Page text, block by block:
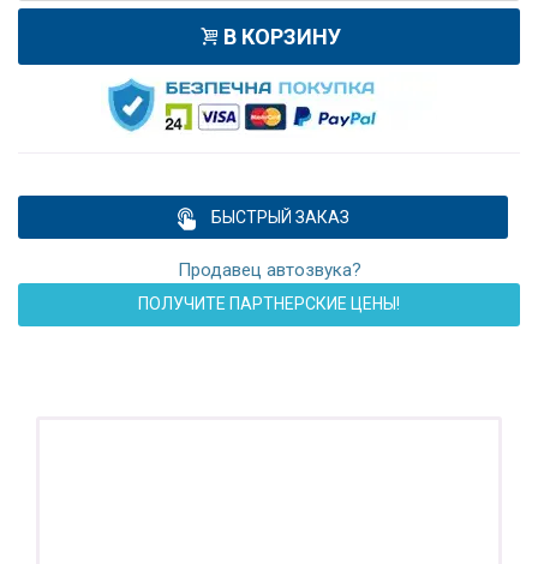
В КОРЗИНУ
БЫСТРЫЙ ЗАКАЗ
Продавец автозвука?
ПОЛУЧИТЕ ПАРТНЕРСКИЕ ЦЕНЫ!